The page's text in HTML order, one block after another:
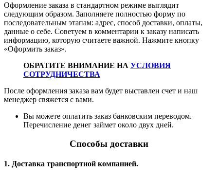
Оформление заказа в стандартном режиме выглядит
следующим образом. Заполняете полностью форму по
последовательным этапам: адрес, способ доставки, оплаты,
данные о себе. Советуем в комментарии к заказу написать
информацию, которую считаете важной. Нажмите кнопку
«Оформить заказ».
ОБРАТИТЕ ВНИМАНИЕ НА УСЛОВИЯ
СОТРУДНИЧЕСТВА
После оформления заказа вам будет выставлен счет и наш
менеджер свяжется с вами.
Вы можете оплатить заказ банковским переводом.
Перечисление денег займет около двух дней.
Способы доставки
1. Доставка транспортной компанией.